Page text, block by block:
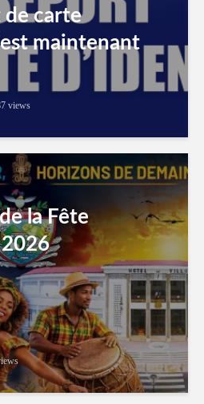
de carte
maintenant
views
la Fête